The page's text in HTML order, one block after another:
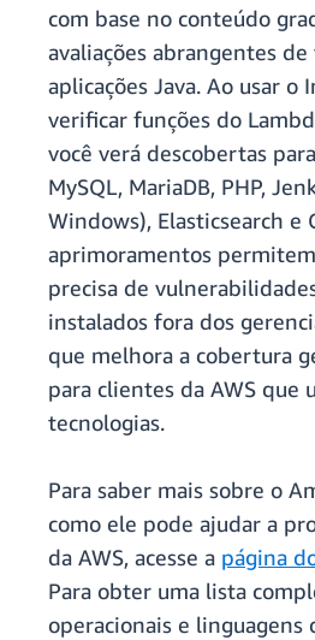
com base no conteúdo
avaliações abrangentes
aplicações Java. Ao usar o
verificar funções do
você verá descobertas
MySQL, MariaDB, PHP,
Windows), Elasticsearch e
aprimoramentos
precisa de
instalados fora dos
que melhora a cobertura
para clientes da AWS que
tecnologias.
Para saber mais sobre o
como ele pode ajudar a
da AWS, acesse a página
Para obter uma lista
operacionais e linguagens